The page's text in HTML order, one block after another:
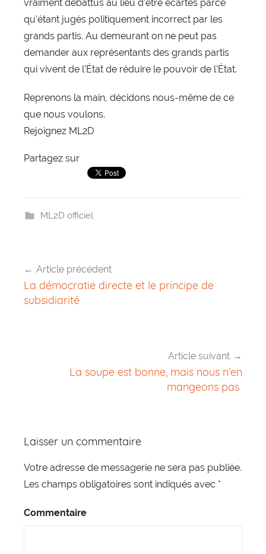
vraiment débattus au lieu d’être écartés parce
qu’étant jugés politiquement incorrect par les
grands partis. Au demeurant on ne peut pas
demander aux représentants des grands partis
qui vivent de l’État de réduire le pouvoir de l’État.
Reprenons la main, décidons nous-même de ce
que nous voulons.
Rejoignez ML2D
Partagez sur
ML2D officiel
Navigation
de
Article précédent
La démocratie directe et le principe de
subsidiarité
Article suivant
La soupe est bonne, mais nous n’en
mangeons pas
Laisser un commentaire
Votre adresse de messagerie ne sera pas publiée.
Les champs obligatoires sont indiqués avec *
Commentaire